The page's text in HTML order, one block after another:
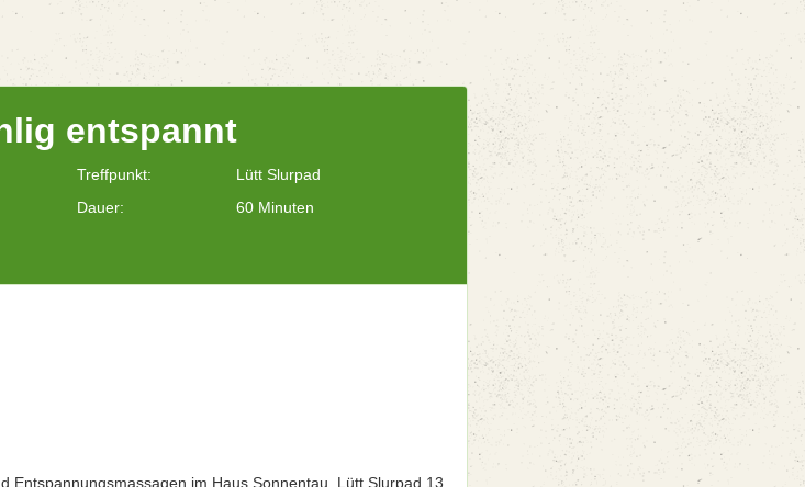
entspannt
Treffpunkt:
Lütt Slurpad
Dauer: 60 Minuten
Entspannungsmassagen im Haus Sonnentau, Lütt Slurpad 13.